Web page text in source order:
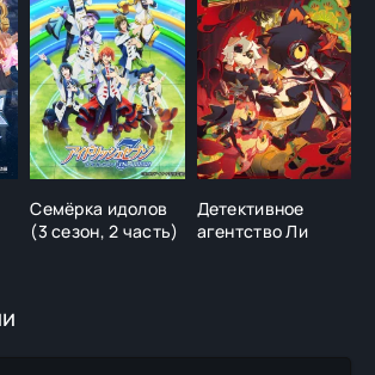
Семёрка идолов
(3 сезон, 2 часть)
Детективное
агентство Ли